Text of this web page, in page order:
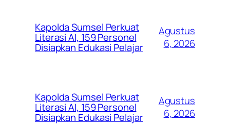
Kapolda Sumsel Perkuat
Literasi AI, 159 Personel
Disiapkan Edukasi Pelajar
Agustus
6, 2026
Kapolda Sumsel Perkuat
Literasi AI, 159 Personel
Disiapkan Edukasi Pelajar
Agustus
6, 2026